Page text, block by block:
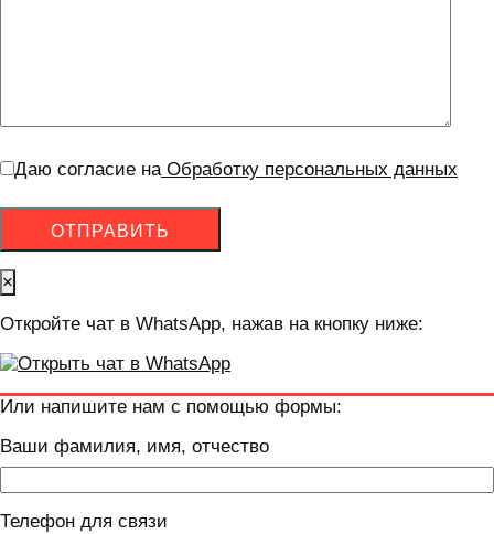
Даю согласие на Обработку персональных данных
×
Откройте чат в WhatsApp, нажав на кнопку ниже:
Или напишите нам с помощью формы:
Ваши фамилия, имя, отчество
Телефон для связи